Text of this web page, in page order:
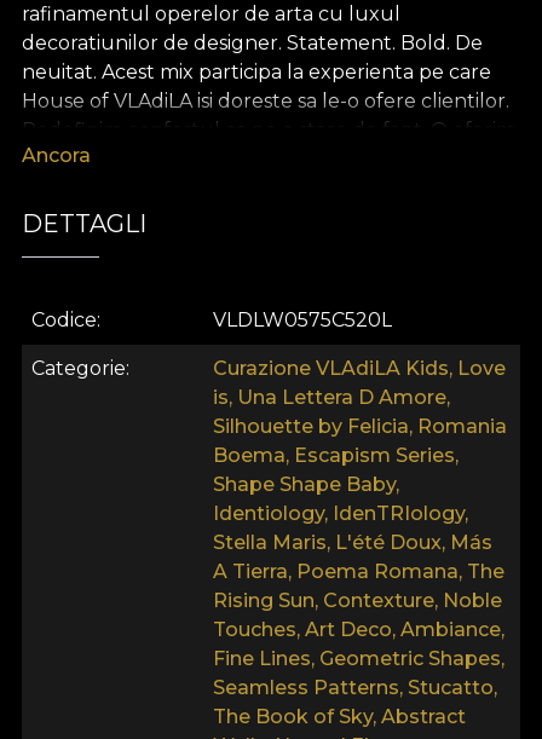
rafinamentul operelor de arta cu luxul
decoratiunilor de designer. Statement. Bold. De
neuitat. Acest mix participa la experienta pe care
House of VLAdiLA isi doreste sa le-o ofere clientilor.
Redefinim confortul ca pe o stare de fapt. O oferim
sub forma unor tapete unice, desenate de mana
rezistent si de durabil. Iti punem la dispozitie trei
texturi diferite, astfel incat tu sa iti poti alege
senzatia pe care o aduci acasa. Tapetul Canvas are
o textura care creeaza iluzia unui tablou
Ancora
DETTAGLI
Codice VLDLW0575C520L
Categorie
Curazione VLAdiLA Kids, Love
is, Una Lettera D Amore,
Silhouette by Felicia, Romania
Boema, Escapism Series,
Shape Shape Baby,
Identiology, IdenTRIology,
Stella Maris, L'été Doux, Más
A Tierra, Poema Romana, The
Rising Sun, Contexture, Noble
Touches, Art Deco, Ambiance,
Fine Lines, Geometric Shapes,
Seamless Patterns, Stucatto,
The Book of Sky, Abstract